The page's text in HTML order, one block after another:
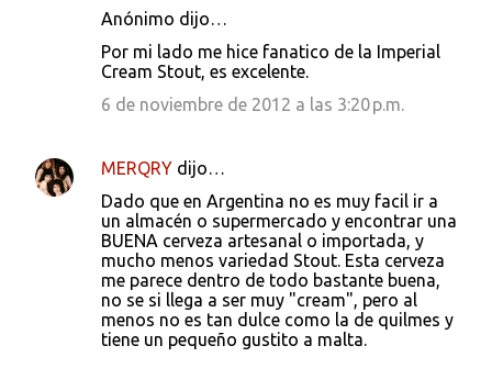
Anónimo dijo…
Por mi lado me hice fanatico de la Imperial
Cream Stout, es excelente.
6 de noviembre de 2012 a las 3:20 p.m.
MERQRY dijo…
Dado que en Argentina no es muy facil ir a
un almacén o supermercado y encontrar una
BUENA cerveza artesanal o importada, y
mucho menos variedad Stout. Esta cerveza
me parece dentro de todo bastante buena,
no se si llega a ser muy "cream", pero al
menos no es tan dulce como la de quilmes y
tiene un pequeño gustito a malta.